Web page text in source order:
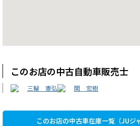
このお店の中古自動車販売士
三輪 憲弘 関 宏樹
このお店の中古車在庫一覧（JUジ